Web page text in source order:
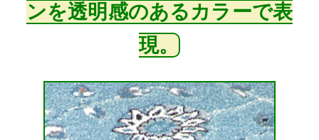
ンを透明感のあるカラーで表
現。